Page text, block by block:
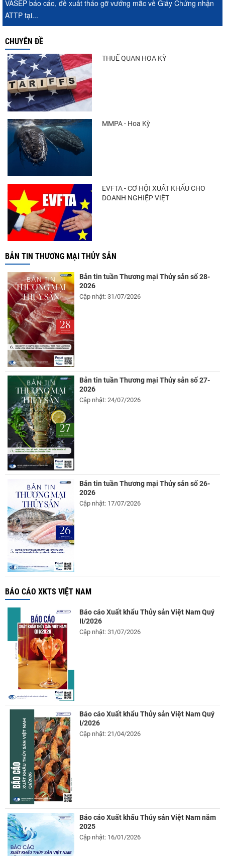
VASEP báo cáo, đề xuất tháo gỡ vướng mắc về Giấy Chứng nhận
ATTP tại...
CHUYÊN ĐỀ
THUẾ QUAN HOA KỲ
MMPA - Hoa Kỳ
EVFTA - CƠ HỘI XUẤT KHẨU CHO
DOANH NGHIỆP VIỆT
BẢN TIN THƯƠNG MẠI THỦY SẢN
Bản tin tuần Thương mại Thủy sản số 28-
2026
Cập nhật: 31/07/2026
Bản tin tuần Thương mại Thủy sản số 27-
2026
Cập nhật: 24/07/2026
Bản tin tuần Thương mại Thủy sản số 26-
2026
Cập nhật: 17/07/2026
BÁO CÁO XKTS VIỆT NAM
Báo cáo Xuất khẩu Thủy sản Việt Nam Quý
II/2026
Cập nhật: 31/07/2026
Báo cáo Xuất khẩu Thủy sản Việt Nam Quý
I/2026
Cập nhật: 21/04/2026
Báo cáo Xuất khẩu Thủy sản Việt Nam năm
2025
Cập nhật: 16/01/2026